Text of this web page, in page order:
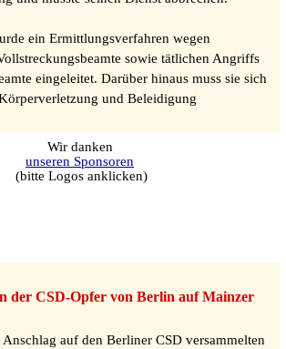
ein Ermittlungsverfahren wegen
sowie tätlichen Angriffs
eingeleitet. Darüber hinaus muss sie sich
und Beleidigung
Wir danken
unseren Sponsoren
(bitte Logos anklicken)
der CSD-Opfer von Berlin auf Mainzer
auf den Berliner CSD versammelten